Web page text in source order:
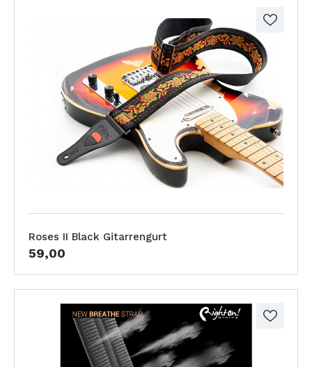
Roses II Black Gitarrengurt
59,00